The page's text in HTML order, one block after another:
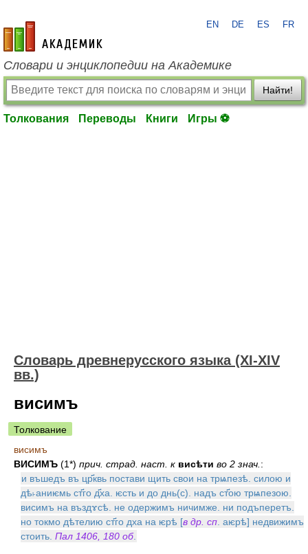
academic.ru
EN DE ES FR
Словари и энциклопедии на Академике
Найти!
Толкования Переводы Книги Игры ⚽
Словарь древнерусского языка (XI-XIV
вв.)
висимъ
Толкование
висимъ
ВИСИМЪ (1*) прич. страд. наст. к висѣти во 2 знач. :
и въшедъ въ цр҃квь постави щить свои на трѩпезѣ. силою и
дѣ˫аниѥмь ст҃го д҃ха. ѥсть и до днь(с). надъ ст҃ою трѩпезою.
висимъ на въздɤсѣ. не одержимъ ничимже. ни подъперетъ.
но токмо дѣтелию ст҃го дха на ѥрѣ [в др. сп . аѥрѣ] недвижимъ
стоить. Пал 1406, 180 об.